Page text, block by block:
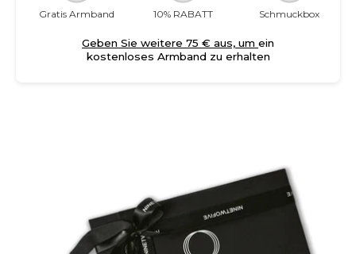
Gratis Armband 10% RABATT Schmuckbox
Geben Sie weitere 75 € aus, um ein
kostenloses Armband zu erhalten